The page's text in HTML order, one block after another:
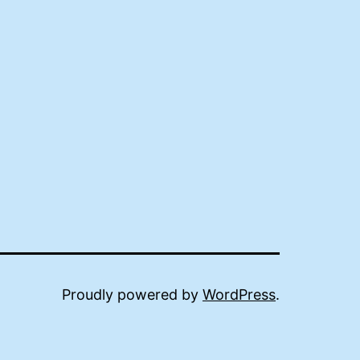
Proudly powered by WordPress.